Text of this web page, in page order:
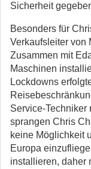
Sicherheit
Besonders für
Verkaufsleiter von
Zusammen mit
Maschinen
Lockdowns
Service-
sprangen Chris
keine Möglichkeit
Europa
installieren, daher